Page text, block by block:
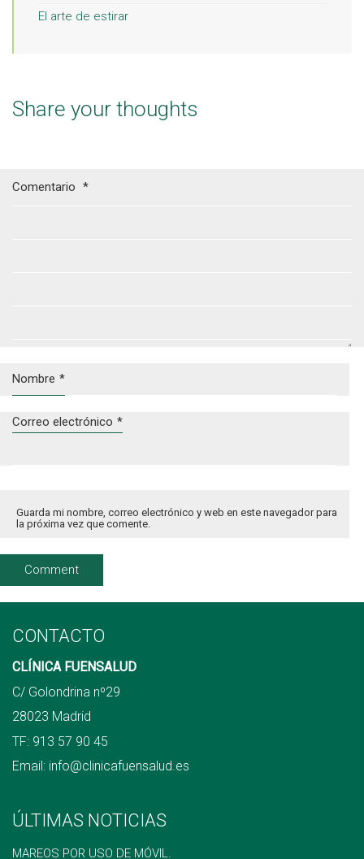
El arte de estirar
Share your thoughts
Comentario *
Nombre *
Correo electrónico *
Guarda mi nombre, correo electrónico y web en este navegador para
la próxima vez que comente.
CONTACTO
CLÍNICA FUENSALUD
C/ Golondrina nº29
28023 Madrid
TF: 913 57 90 45
Email: info@clinicafuensalud.es
ÚLTIMAS NOTICIAS
MAREOS POR USO DE MÓVIL.